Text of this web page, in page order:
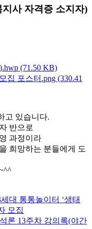
사 자격증 소지자)
(71.50 KB)
집 포스터.png (330.41
고 있습니다.
반으로
과정이라
희망하는 분들에게 도
대 통통놀이터 ‘생태
모집
론 13주차 강의록(야간